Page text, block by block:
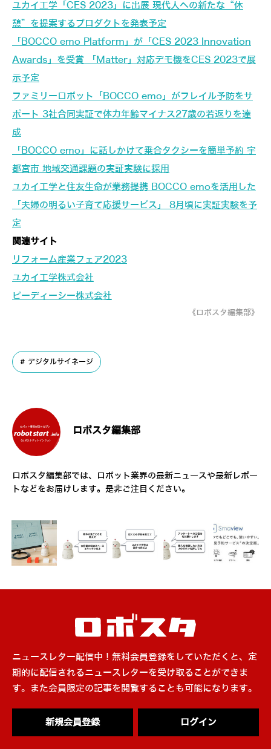
ユカイ工学「CES 2023」に出展 現代人への新たな“休
憩”を提案するプロダクトを発表予定
「BOCCO emo Platform」が「CES 2023 Innovation
Awards」を受賞 「Matter」対応デモ機をCES 2023で展
示予定
ファミリーロボット「BOCCO emo」がフレイル予防をサ
ポート 3社合同実証で体力年齢マイナス27歳の若返りを達
成
「BOCCO emo」に話しかけて乗合タクシーを簡単予約 宇
都宮市 地域交通課題の実証実験に採用
ユカイ工学と住友生命が業務提携 BOCCO emoを活用した
「夫婦の明るい子育て応援サービス」 8月頃に実証実験を予
定
関連サイト
リフォーム産業フェア2023
ユカイ工学株式会社
ピーディーシー株式会社
《ロボスタ編集部》
デジタルサイネージ
ロボスタ編集部
ロボスタ編集部では、ロボット業界の最新ニュースや最新レポー
トなどをお届けします。是非ご注目ください。
ニュースレター配信中！無料会員登録をしていただくと、定
期的に配信されるニュースレターを受け取ることができま
す。また会員限定の記事を閲覧することも可能になります。
新規会員登録 ログイン